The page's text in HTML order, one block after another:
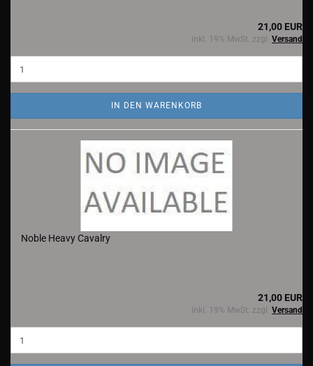
21,00 EUR
inkl. 19% MwSt. zzgl. Versand
IN DEN WARENKORB
Noble Heavy Cavalry
21,00 EUR
inkl. 19% MwSt. zzgl. Versand